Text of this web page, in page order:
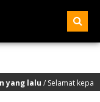
/ Selamat kepada seluruh